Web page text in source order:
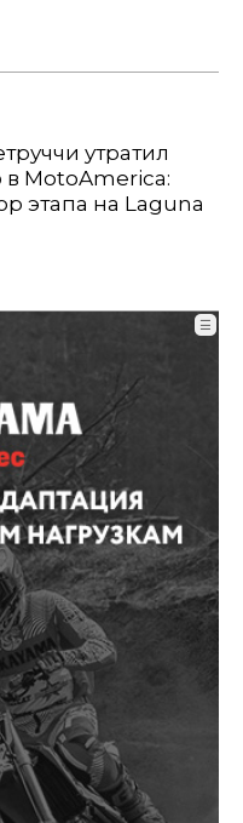
утратил
в MotoAmerica:
этапа на Laguna
☰